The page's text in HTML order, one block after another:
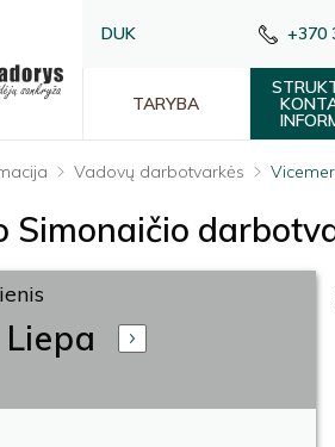
DUK +370
TARYBA
Vadovų darbotvarkės
Simonaičio
Liepa